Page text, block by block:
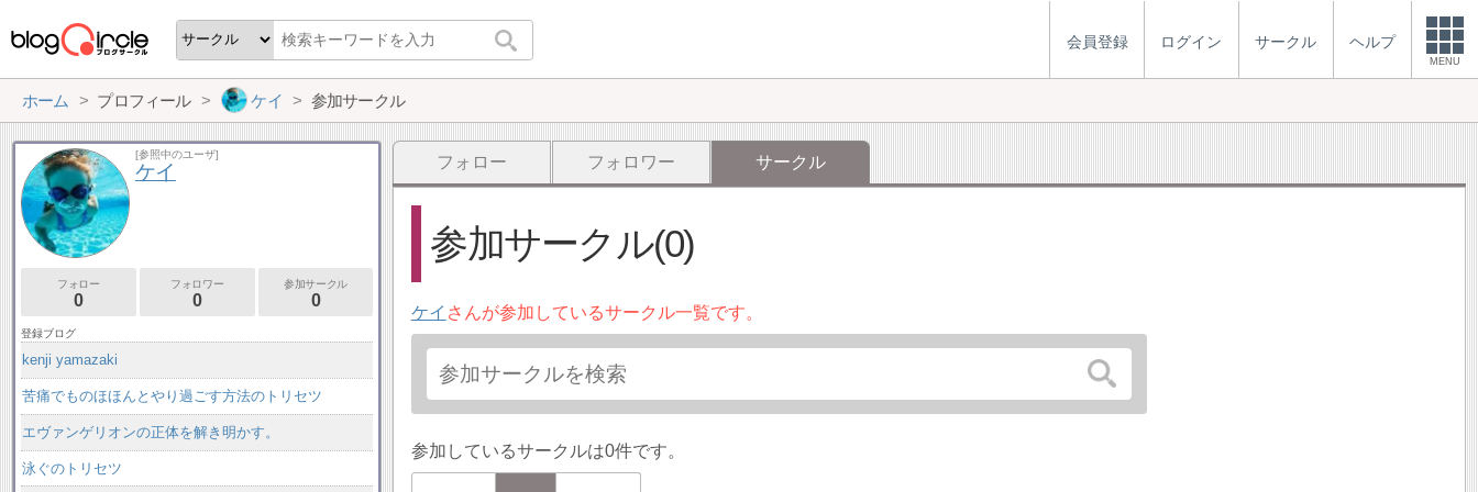
会員登録 ログイン サークル ヘルプ
MENU
ホーム プロフィール ケイ 参加サークル
フォロー フォロワー サークル
参加サークル(0)
ケイ さんが参加しているサークル一覧です。
参加しているサークルは0件です。
[参照中のユーザ]
ケイ
フォロー
0
フォロワー
0
参加サークル
0
登録ブログ
kenji yamazaki
苦痛でものほほんとやり過ごす方法のトリセツ
エヴァンゲリオンの正体を解き明かす。
泳ぐのトリセツ